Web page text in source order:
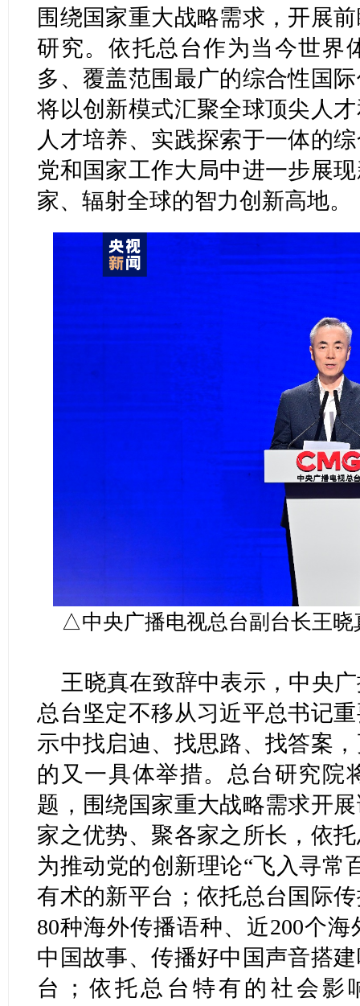
围绕国家重大战略需求，开展
研究。依托总台作为当今世界
多、覆盖范围最广的综合性国
将以创新模式汇聚全球顶尖人
人才培养、实践探索于一体的
党和国家工作大局中进一步展
家、辐射全球的智力创新高地。
△中央广播电视总台副台长王晓
王晓真在致辞中表示，中央
总台坚定不移从习近平总书记
示中找启迪、找思路、找答案
的又一具体举措。总台研究院
题，围绕国家重大战略需求开
家之优势、聚各家之所长，依
为推动党的创新理论“飞入寻常
有术的新平台；依托总台国际
80种海外传播语种、近200个
中国故事、传播好中国声音搭
台；依托总台特有的社会影